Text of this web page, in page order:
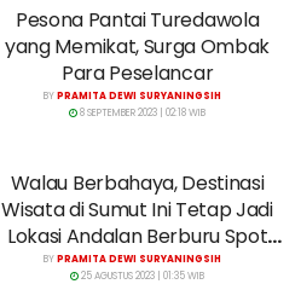
Pesona Pantai Turedawola
yang Memikat, Surga Ombak
Para Peselancar
BYPRAMITA DEWI SURYANINGSIH
8 SEPTEMBER 2023 | 02:18 WIB
Walau Berbahaya, Destinasi
Wisata di Sumut Ini Tetap Jadi
Lokasi Andalan Berburu Spot
Foto
BYPRAMITA DEWI SURYANINGSIH
25 AGUSTUS 2023 | 01:35 WIB